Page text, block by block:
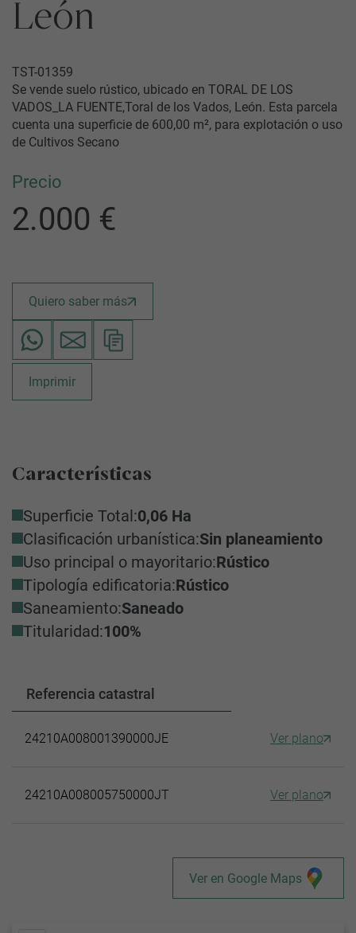
León
TST-01359
Se vende suelo rústico, ubicado en TORAL DE LOS
VADOS_LA FUENTE,Toral de los Vados, León. Esta parcela
cuenta una superficie de 600,00 m², para explotación o uso
de Cultivos Secano
Precio
2.000 €
Quiero saber más
Imprimir
Características
Superficie Total:0,06 Ha
Clasificación urbanística:Sin planeamiento
Uso principal o mayoritario:Rústico
Tipología edificatoria:Rústico
Saneamiento:Saneado
Titularidad:100%
Referencia catastral
24210A008001390000JE Ver plano
24210A008005750000JT Ver plano
Ver en Google Maps